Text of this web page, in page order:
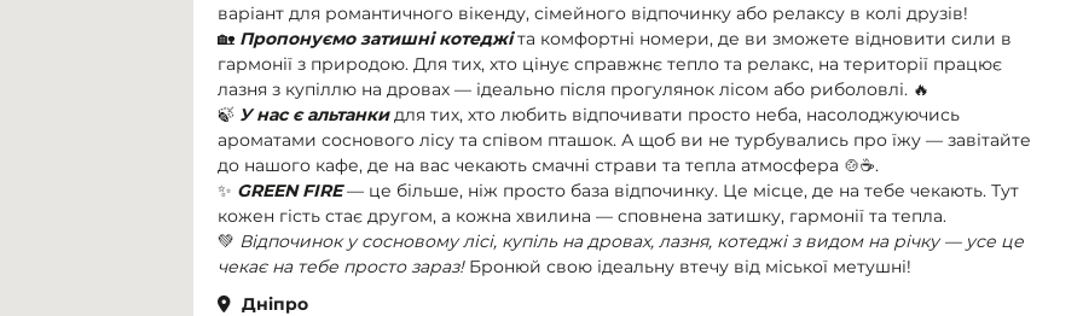
варіант для романтичного вікенду, сімейного відпочинку або релаксу в колі друзів!
🏡 Пропонуємо затишні котеджіта комфортні номери, де ви зможете відновити сили в
гармонії з природою. Для тих, хто цінує справжнє тепло та релакс, на території працює
лазня з купіллю на дровах — ідеально після прогулянок лісом або риболовлі. 🔥
🍃 У нас є альтанкидля тих, хто любить відпочивати просто неба, насолоджуючись
ароматами соснового лісу та співом пташок. А щоб ви не турбувались про їжу — завітайте
до нашого кафе, де на вас чекають смачні страви та тепла атмосфера 🍲☕.
✨ GREEN FIRE— це більше, ніж просто база відпочинку. Це місце, де на тебе чекають. Тут
кожен гість стає другом, а кожна хвилина — сповнена затишку, гармонії та тепла.
💚 Відпочинок у сосновому лісі, купіль на дровах, лазня, котеджі з видом на річку — усе це
чекає на тебе просто зараз!Бронюй свою ідеальну втечу від міської метушні!
Дніпро